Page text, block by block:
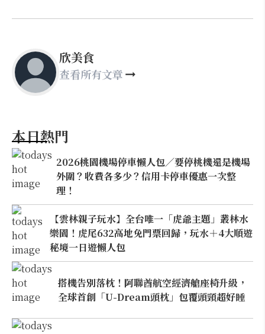
欣美食
查看所有文章
本日熱門
2026桃園機場停車懶人包／要停桃機還是機場
外圍？收費各多少？信用卡停車優惠一次整
理！
【雲林親子玩水】全台唯一「虎爺主題」叢林水
樂園！虎尾632高地免門票回歸，玩水＋4大順遊
秘境一日遊懶人包
搭機告別落枕！阿聯酋航空經濟艙座椅升級，
全球首創「U-Dream頭枕」包覆頭頸超好睡